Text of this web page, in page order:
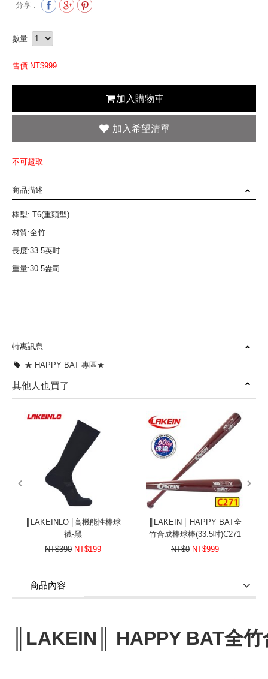
分享 :
數量
售價 NT$999
加入購物車
不可超取
商品描述
棒型: T6(重頭型)
材質:全竹
長度:33.5英吋
重量:30.5盎司
特惠訊息
★ HAPPY BAT 專區★
其他人也買了
║LAKEINLO║高機能性棒球
襪-黑
NT$390 NT$199
║LAKEIN║ HAPPY BAT全
竹合成棒球棒(33.5吋)C271
棒型-60天保證
NT$0 NT$999
商品內容
║LAKEIN║ HAPPY BAT全